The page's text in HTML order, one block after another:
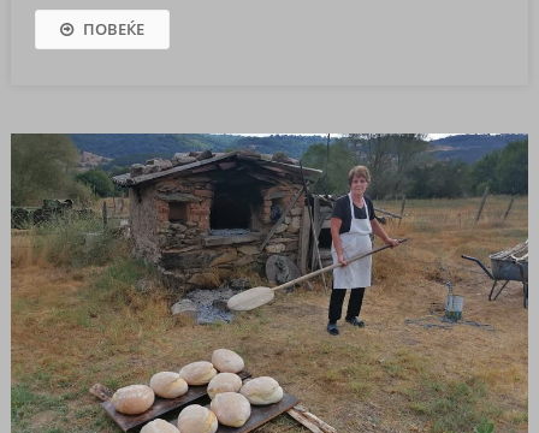
ПОВЕЌЕ